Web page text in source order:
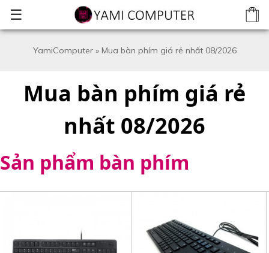
☰
YamiComputer» Mua bàn phím giá rẻ nhất 08/2026
Mua bàn phím giá rẻ
nhất 08/2026
Sản phẩm bàn phím